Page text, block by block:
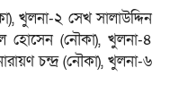
খুলনা-২ সেখ সালাউদ্দিন
হোসেন (নৌকা), খুলনা-৪
চন্দ্র (নৌকা), খুলনা-৬